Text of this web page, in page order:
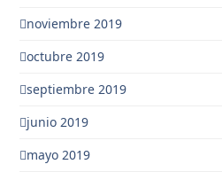
noviembre 2019
octubre 2019
septiembre 2019
junio 2019
mayo 2019